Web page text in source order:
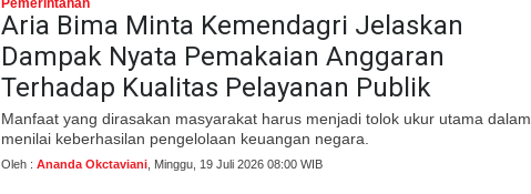
Aria Bima Minta Kemendagri Jelaskan
Dampak Nyata Pemakaian Anggaran
Terhadap Kualitas Pelayanan Publik
Manfaat yang dirasakan masyarakat harus menjadi tolok ukur utama dalam
menilai keberhasilan pengelolaan keuangan negara.
Oleh : Ananda Okctaviani , Minggu, 19 Juli 2026 08:00 WIB